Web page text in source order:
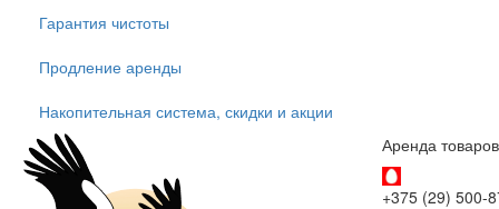
Гарантия чистоты
Продление аренды
Накопительная система, скидки и акции
Аренда
+375 (29) 500-